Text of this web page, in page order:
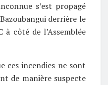
s’est propagé
derrière le
à côté de l’Assemblée
ces incendies ne sont
de manière suspecte